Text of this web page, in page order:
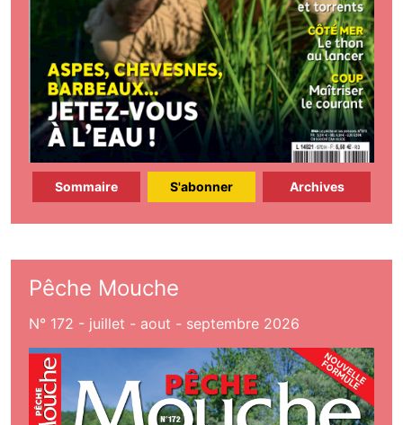
Sommaire S'abonner Archives
Pêche Mouche
N° 172 - juillet - aout - septembre 2026